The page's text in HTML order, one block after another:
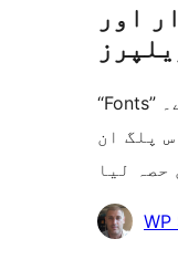
اور
“Fonts” اوپن سورس سافٹ ویئر ہے۔
پلگ ان
شراکتWP